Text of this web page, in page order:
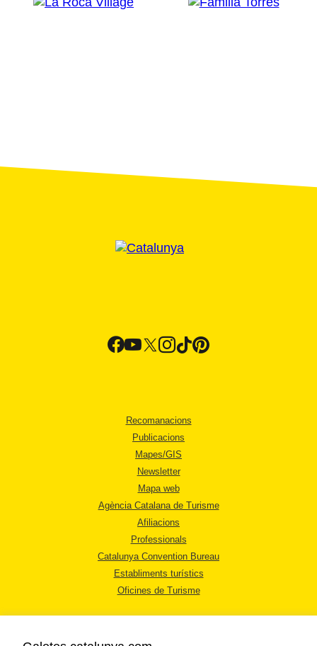
Recomanacions
Publicacions
Mapes/GIS
Newsletter
Mapa web
Agència Catalana de Turisme
Afiliacions
Professionals
Catalunya Convention Bureau
Establiments turístics
Oficines de Turisme